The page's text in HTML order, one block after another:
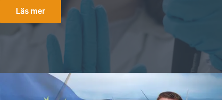
Läs mer